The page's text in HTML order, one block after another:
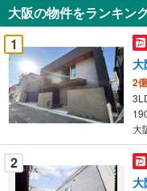
を
受
け
る
・
条
件
を
マ
大阪の物件をランキン
1
大
2
大
2
大